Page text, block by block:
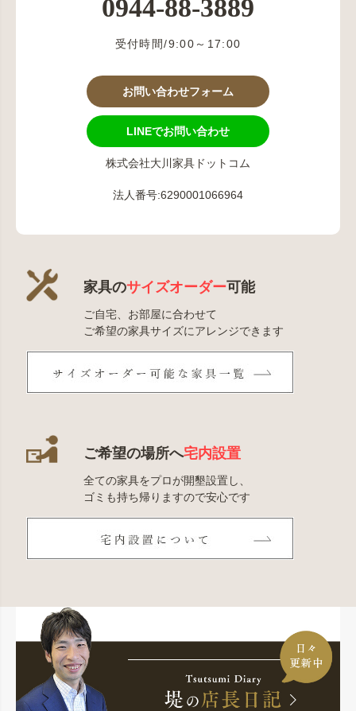
0944-88-3889
受付時間/9:00～17:00
お問い合わせフォーム
LINEでお問い合わせ
株式会社大川家具ドットコム
法人番号:6290001066964
家具のサイズオーダー可能
ご自宅、お部屋に合わせて
ご希望の家具サイズにアレンジできます
ご希望の場所へ宅内設置
全ての家具をプロが開墾設置し、
ゴミも持ち帰りますので安心です